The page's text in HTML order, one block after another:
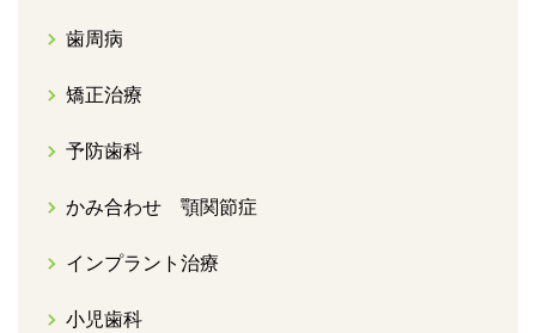
歯周病
矯正治療
予防歯科
かみ合わせ 顎関節症
インプラント治療
小児歯科